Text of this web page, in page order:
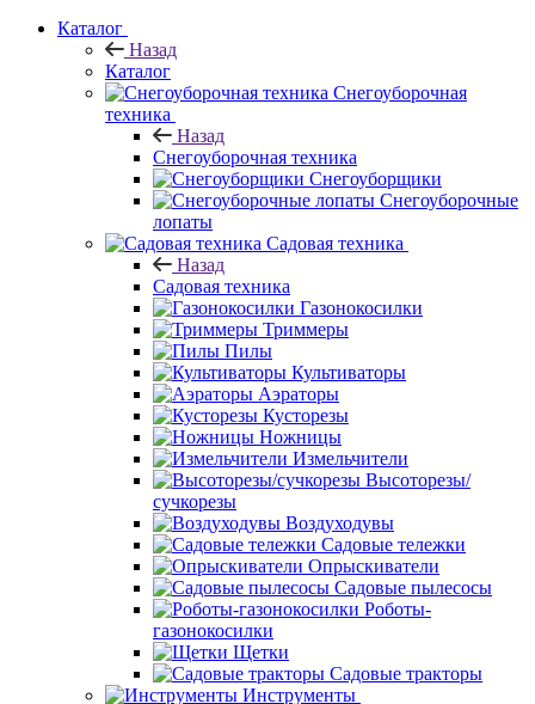
Каталог
Назад
Каталог
Снегоуборочная
техника
Назад
Снегоуборочная техника
Снегоуборщики
Снегоуборочные
лопаты
Садовая техника
Назад
Садовая техника
Газонокосилки
Триммеры
Пилы
Культиваторы
Аэраторы
Кусторезы
Ножницы
Измельчители
Высоторезы/
сучкорезы
Воздуходувы
Садовые тележки
Опрыскиватели
Садовые пылесосы
Роботы-
газонокосилки
Щетки
Садовые тракторы
Инструменты